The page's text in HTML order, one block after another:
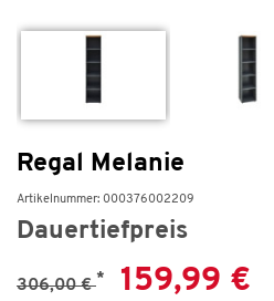
Regal Melanie
Artikelnummer: 000376002209
Dauertiefpreis
306,00 €* 159,99 €